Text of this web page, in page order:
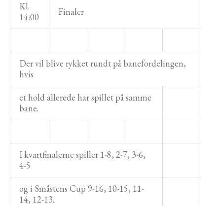
Kl.
14:00
Finaler
Der vil blive rykket rundt på banefordelingen,
hvis
et hold allerede har spillet på samme
bane.
I kvartfinalerne spiller 1-8, 2-7, 3-6,
4-5
og i Småstens Cup 9-16, 10-15, 11-
14, 12-13.